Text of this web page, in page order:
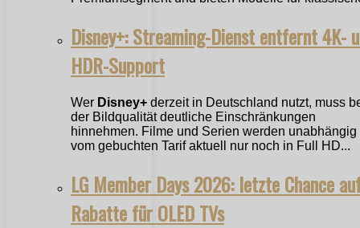
Disney+: Streaming-Dienst entfernt 4K-
HDR-Support
Wer Disney+ derzeit in Deutschland nutzt, muss
der Bildqualität deutliche Einschränkungen
hinnehmen. Filme und Serien werden unabhängig
vom gebuchten Tarif aktuell nur noch in Full HD...
LG Member Days 2026: letzte Chance
Rabatte für OLED TVs